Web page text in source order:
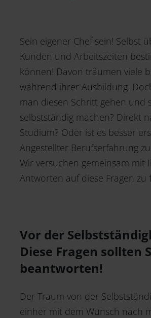
Sein eigener Chef sein! Selbst
Kunden und Arbeitszeiten
können! Davon träumen viele
während ihrer Ausbildung.
man diesen Schritt gehen und
selbstständig machen? Direkt
Studium? Oder ist es besser
Angestellter Berufserfahrung
Wir versuchen gemeinsam mit
Antworten auf diese Fragen zu
Vor der
Diese Fragen sollten
beantworten!
Der Traum von der
einher mit dem Wunsch nach